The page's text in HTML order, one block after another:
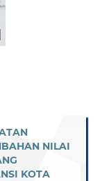
NILAI
KOTA